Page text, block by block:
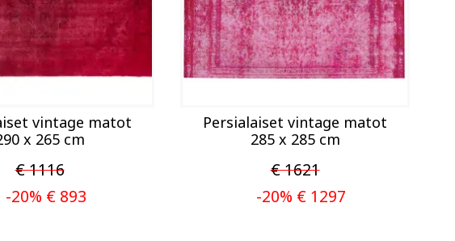
jokainen tilaus sisältää 4 ilmaista korkealaatuista
aluspalasta maton kulmiin, mikä varmistaa, että
matto istuu täydellisesti ja turvallisesti lattiallesi
ensimmäisestä päivästä lähtien.
vintage matot
x 265 cm
€ 1116
-20% € 893
Persialaiset vintage matot
285 x 285 cm
€ 1621
-20% € 1297